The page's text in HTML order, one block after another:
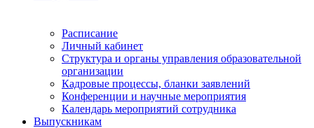
Расписание
Личный кабинет
Структура и органы управления образовательной
организации
Кадровые процессы, бланки заявлений
Конференции и научные мероприятия
Календарь мероприятий сотрудника
Выпускникам